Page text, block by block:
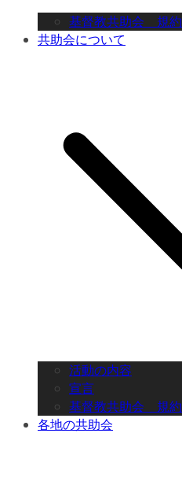
基督教共助会 規約
共助会について
活動の内容
宣言
基督教共助会 規約
各地の共助会